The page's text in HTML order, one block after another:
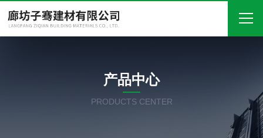
关于我们
产品中心
产品中心
PRODUCTS CENTER